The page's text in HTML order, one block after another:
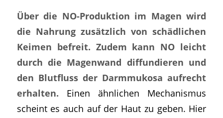
Über die NO-Produktion im Magen wird
die Nahrung zusätzlich von schädlichen
Keimen befreit. Zudem kann NO leicht
durch die Magenwand diffundieren und
den Blutfluss der Darmmukosa aufrecht
erhalten. Einen ähnlichen Mechanismus
scheint es auch auf der Haut zu geben. Hier